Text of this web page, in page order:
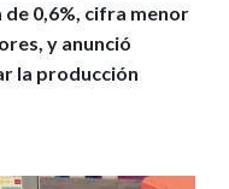
de 0,6%, cifra menor
y anunció
la producción